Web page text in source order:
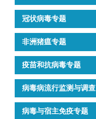
冠状病毒专题
非洲猪瘟专题
疫苗和抗病毒专题
病毒病流行监测与调查
病毒与宿主免疫专题